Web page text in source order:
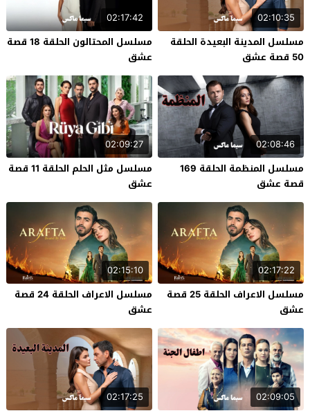
02:10:35
مسلسل المدينة البعيدة الحلقة
50 قصة عشق
02:17:42
مسلسل المحتالون الحلقة 18 قصة
عشق
02:08:46
مسلسل المنظمة الحلقة 169
قصة عشق
02:09:27
مسلسل مثل الحلم الحلقة 11 قصة
عشق
02:17:22
مسلسل الاعراف الحلقة 25 قصة
عشق
02:15:10
مسلسل الاعراف الحلقة 24 قصة
عشق
02:09:05
02:17:25